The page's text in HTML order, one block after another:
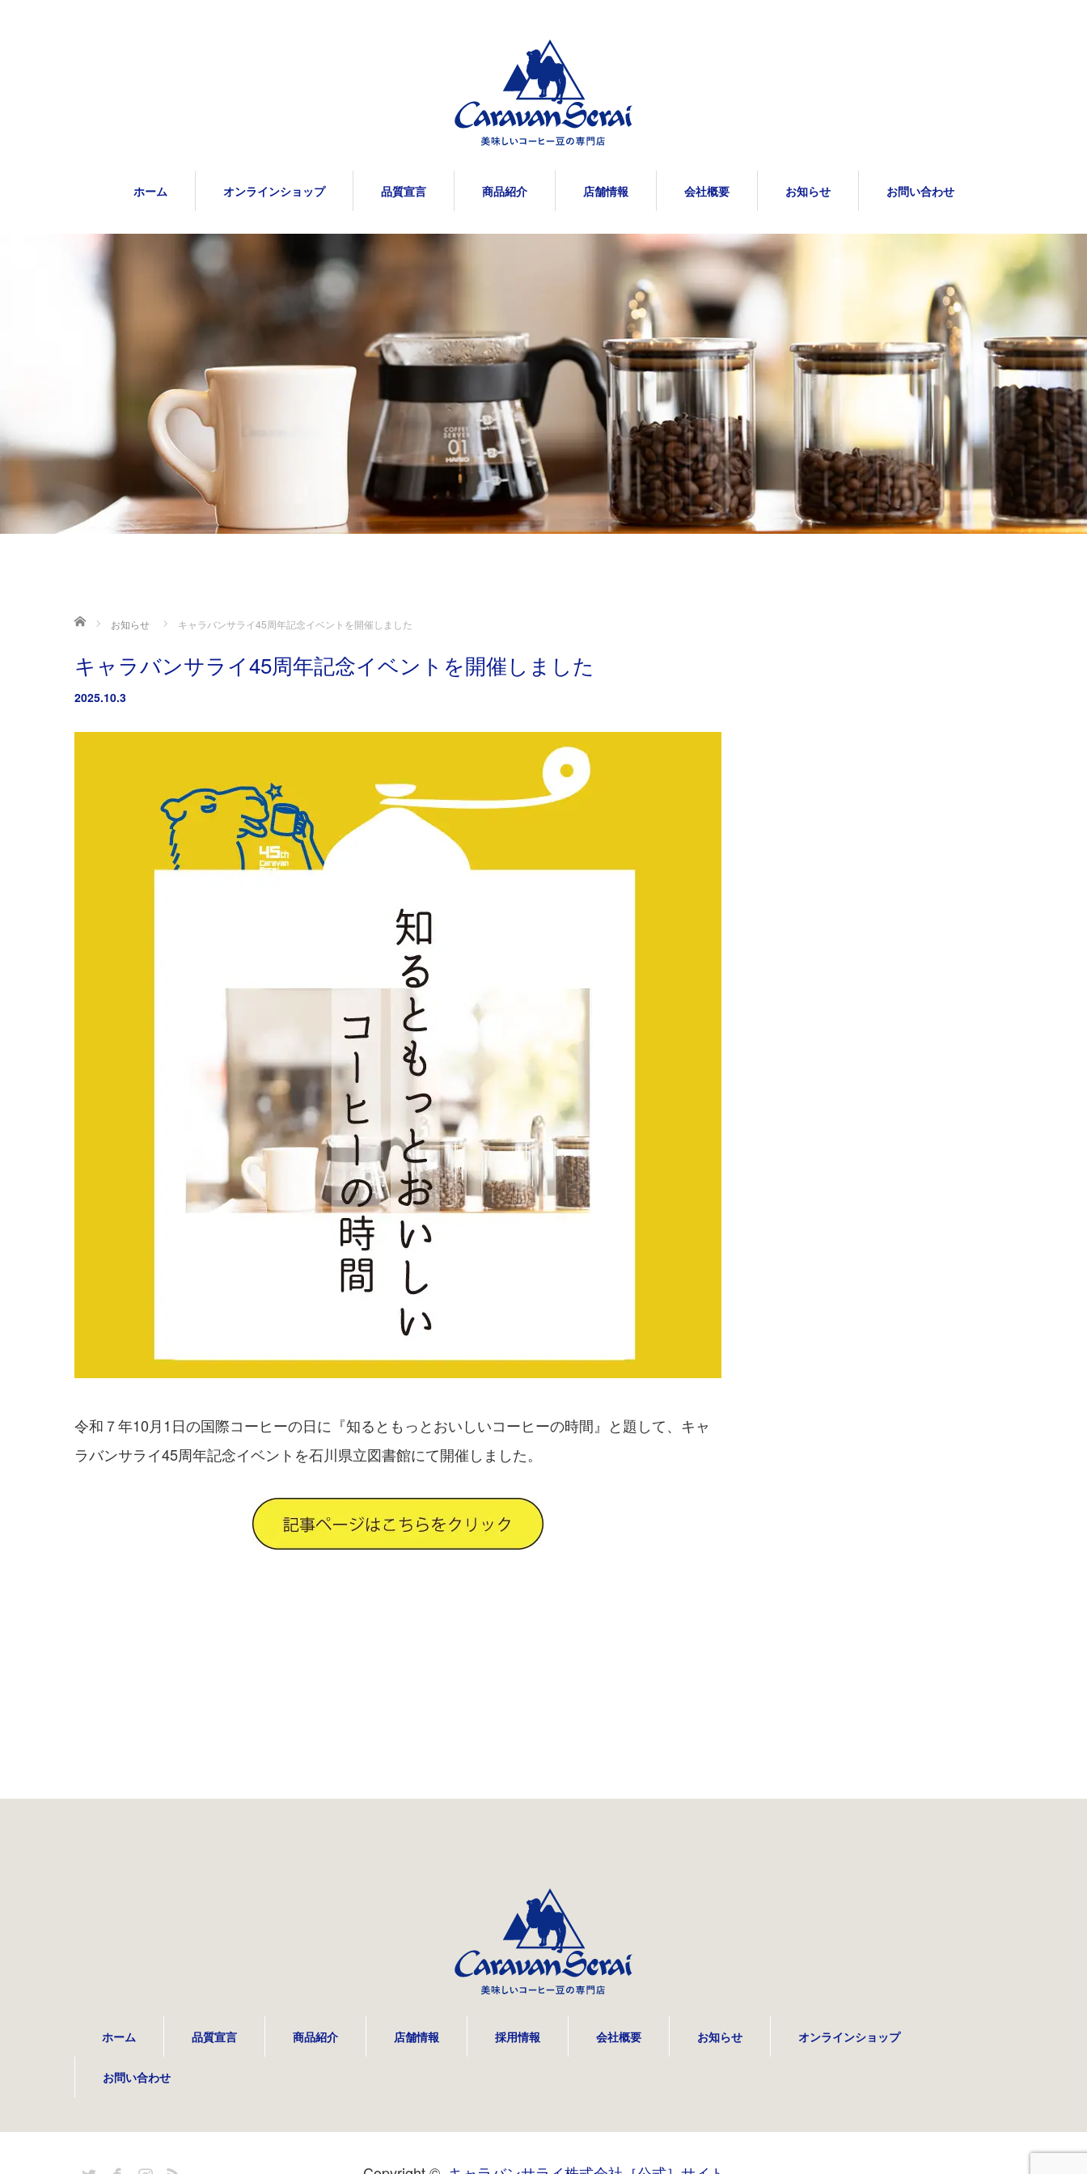
ホーム オンラインショップ 品質宣言 商品紹介 店舗情報 会社概要 お知らせ お問い合わせ
ホーム お知らせ キャラバンサライ45周年記念イベントを開催しました
キャラバンサライ45周年記念イベントを開催しました
2025.10.3
令和７年10月1日の国際コーヒーの日に『知るともっとおいしいコーヒーの時間』と題して、キャ
ラバンサライ45周年記念イベントを石川県立図書館にて開催しました。
ホーム 品質宣言 商品紹介 店舗情報 採用情報 会社概要 お知らせ オンラインショップ
お問い合わせ
TwitterFacebookInstagram